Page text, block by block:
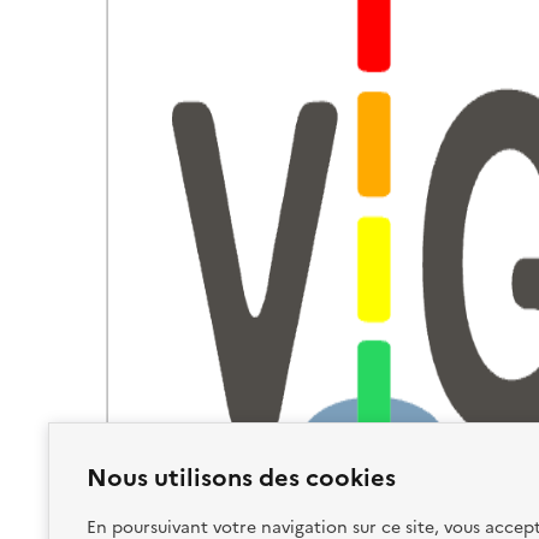
Nous utilisons des cookies
En poursuivant votre navigation sur ce site, vous